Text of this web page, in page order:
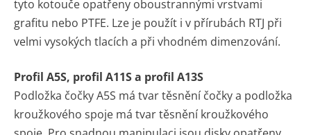
tyto kotouče opatřeny oboustrannými vrstvami
grafitu nebo PTFE. Lze je použít i v přírubách RTJ při
velmi vysokých tlacích a při vhodném dimenzování.
Profil A5S, profil A11S a profil A13S
Podložka čočky A5S má tvar těsnění čočky a podložka
kroužkového spoje má tvar těsnění kroužkového